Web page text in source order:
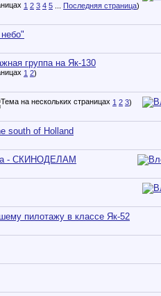
1 2 3 4 5 Последняя страница)
группа на Як-130
1 2)
1 2 3)
south of Holland
- СКИНОДЕЛАМ
пилотажу в классе Як-52